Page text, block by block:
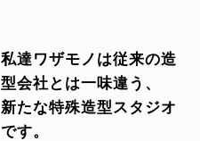
私達ワザモノは従来の造
型会社とは一味違う、
新たな特殊造型スタジオ
です。